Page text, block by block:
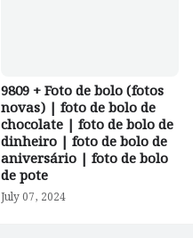
9809 + Foto de bolo (fotos
novas) | foto de bolo de
chocolate | foto de bolo de
dinheiro | foto de bolo de
aniversário | foto de bolo
de pote
July 07, 2024